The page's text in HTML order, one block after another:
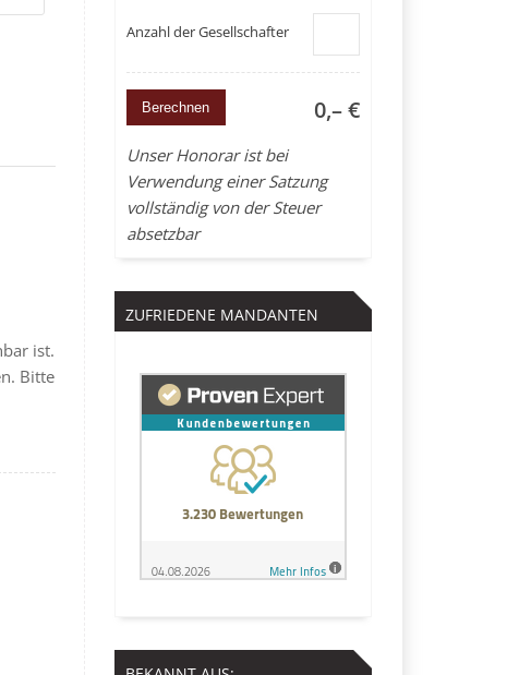
ist.
Bitte
Anzahl der Gesellschafter
0,– €
Unser Honorar ist bei
Verwendung einer Satzung
vollständig von der Steuer
absetzbar
ZUFRIEDENE MANDANTEN